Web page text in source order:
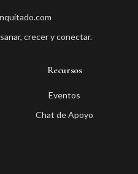
crecer y conectar.
Recursos
Eventos
Chat de Apoyo